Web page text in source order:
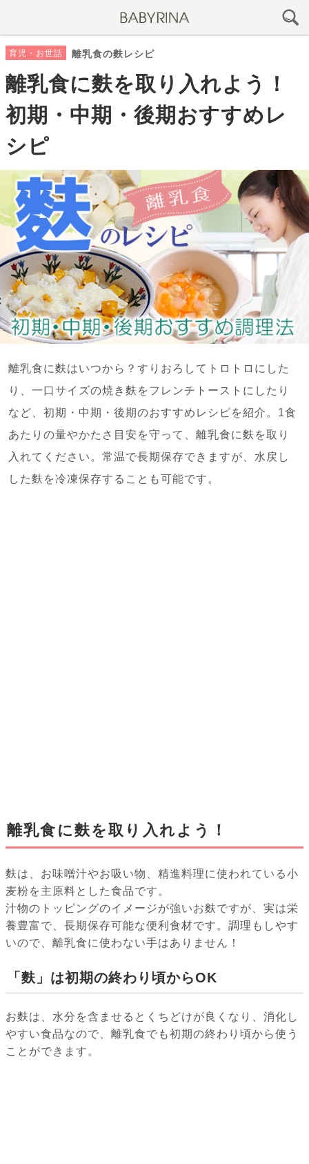
育児・お世話 離乳食の麩レシピ
離乳食に麩を取り入れよう！
初期・中期・後期おすすめレ
シピ
離乳食に麩はいつから？すりおろしてトロトロにした
り、一口サイズの焼き麩をフレンチトーストにしたり
など、初期・中期・後期のおすすめレシピを紹介。1食
あたりの量やかたさ目安を守って、離乳食に麩を取り
入れてください。常温で長期保存できますが、水戻し
した麩を冷凍保存することも可能です。
離乳食に麩を取り入れよう！
麩は、お味噌汁やお吸い物、精進料理に使われている小
麦粉を主原料とした食品です。
汁物のトッピングのイメージが強いお麩ですが、実は栄
養豊富で、長期保存可能な便利食材です。調理もしやす
いので、離乳食に使わない手はありません！
「麩」は初期の終わり頃からOK
お麩は、水分を含ませるとくちどけが良くなり、消化し
やすい食品なので、離乳食でも初期の終わり頃から使う
ことができます。